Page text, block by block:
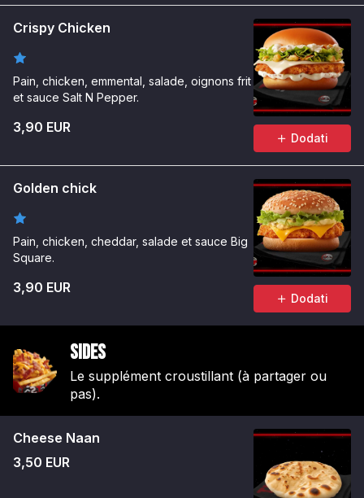
Crispy Chicken
Pain, chicken, emmental, salade, oignons frit
et sauce Salt N Pepper.
3,90 EUR
Dodati
Golden chick
Pain, chicken, cheddar, salade et sauce Big
Square.
3,90 EUR
Dodati
Sides
Le supplément croustillant (à partager ou
pas).
Cheese Naan
3,50 EUR